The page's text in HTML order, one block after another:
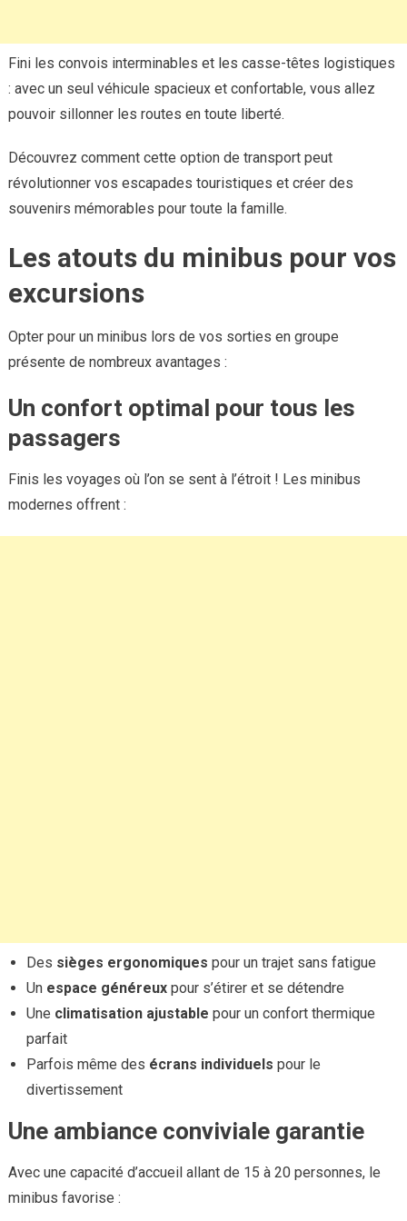
Fini les convois interminables et les casse-têtes logistiques
: avec un seul véhicule spacieux et confortable, vous allez
pouvoir sillonner les routes en toute liberté.
Découvrez comment cette option de transport peut
révolutionner vos escapades touristiques et créer des
souvenirs mémorables pour toute la famille.
Les atouts du minibus pour vos
excursions
Opter pour un minibus lors de vos sorties en groupe
présente de nombreux avantages :
Un confort optimal pour tous les
passagers
Finis les voyages où l’on se sent à l’étroit ! Les minibus
modernes offrent :
Des sièges ergonomiques pour un trajet sans fatigue
Un espace généreuxpour s’étirer et se détendre
Une climatisation ajustable pour un confort thermique
parfait
Parfois même des écrans individuels pour le
divertissement
Une ambiance conviviale garantie
Avec une capacité d’accueil allant de 15 à 20 personnes, le
minibus favorise :